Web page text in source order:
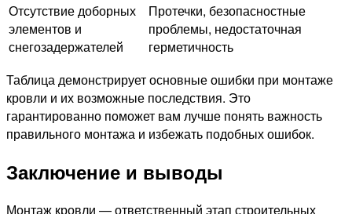
Отсутствие доборных
элементов и
снегозадержателей
Протечки, безопасностные
проблемы, недостаточная
герметичность
Таблица демонстрирует основные ошибки при монтаже
кровли и их возможные последствия. Это
гарантированно поможет вам лучше понять важность
правильного монтажа и избежать подобных ошибок.
Заключение и выводы
Монтаж кровли — ответственный этап строительных